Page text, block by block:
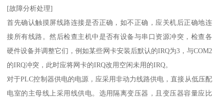
[故障分析处理]
首先确认触摸屏线路连接是否正确，如不正确，应关机后正确地连
接所有线路。然后检查主机中是否有设备与串口资源冲突，检查各
硬件设备并调整它们，例如某些网卡安装后默认的IRQ为3，与COM2
的IRQ冲突，此时应将网卡的IRQ改用空闲未用的IRQ。
对于PLC控制器供电的电源，应采用非动力线路供电，直接从低压配
电室的主母线上采用线供电。选用隔离变压器，且变压器容量应比